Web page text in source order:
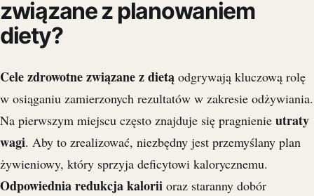
związane z planowaniem
diety?
Cele zdrowotne związane z dietą odgrywają kluczową rolę
w osiąganiu zamierzonych rezultatów w zakresie odżywiania.
Na pierwszym miejscu często znajduje się pragnienie utraty
wagi. Aby to zrealizować, niezbędny jest przemyślany plan
żywieniowy, który sprzyja deficytowi kalorycznemu.
Odpowiednia redukcja kalorii oraz staranny dobór